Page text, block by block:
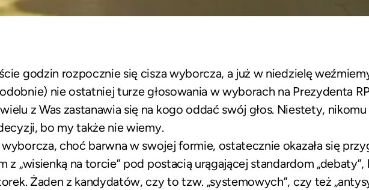
godzin rozpocznie się cisza wyborcza, a już w niedzielę
nie ostatniej turze głosowania w wyborach na Prezydenta
z Was zastanawia się na kogo oddać swój głos. Niestety,
bo my także nie wiemy.
wyborcza, choć barwna w swojej formie, ostatecznie okazała się
z „wisienką na torcie” pod postacią urągającej standardom
Żaden z kandydatów, czy to tzw. „systemowych”, czy też